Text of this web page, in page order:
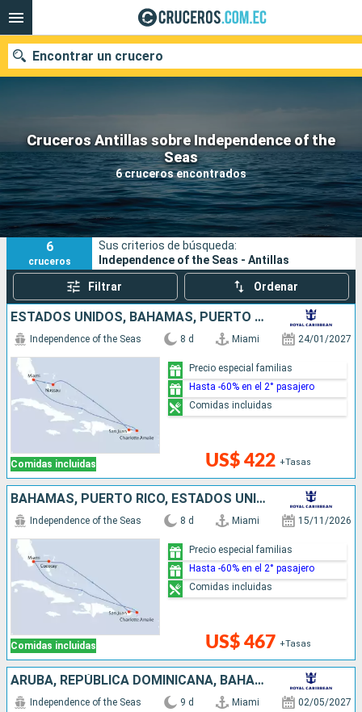
Cruceros Antillas sobre Independence of the
Seas
6 cruceros encontrados
Encontrar un crucero
Nuestros destinos
Fecha de salida
Puertos Compañías
Buscar
6
cruceros
Sus criterios de búsqueda:
Independence of the Seas - Antillas
Filtrar Ordenar
ESTADOS UNIDOS, BAHAMAS, PUERTO RICO
Comidas incluidas
Independence of the Seas 8 d Miami 24/01/2027
US$ 422 +Tasas
Precio especial familias
Hasta -60% en el 2° pasajero
Comidas incluidas
BAHAMAS, PUERTO RICO, ESTADOS UNIDOS
Comidas incluidas
Independence of the Seas 8 d Miami 15/11/2026
US$ 467 +Tasas
Precio especial familias
Hasta -60% en el 2° pasajero
Comidas incluidas
ARUBA, REPÚBLICA DOMINICANA, BAHAMAS, ESTADOS UNIDOS
Independence of the Seas 9 d Miami 02/05/2027